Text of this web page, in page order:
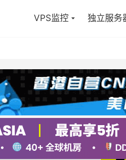
VPS监控 独立服务